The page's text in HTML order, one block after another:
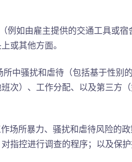
例如由雇主提供的交通工具或宿
或其他方面。
中骚扰和虐待（包括基于性别
次）、工作分配、以及第三方
场所暴力、骚扰和虐待风险的
指控进行调查的程序；以及保